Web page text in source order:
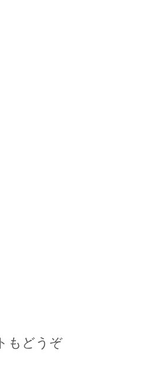
もどうぞ